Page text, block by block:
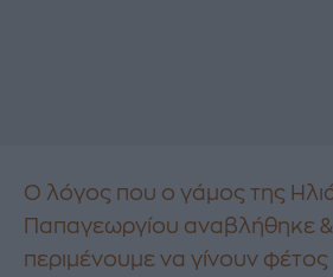
Ο λόγος που ο γάμος της
Παπαγεωργίου αναβλήθηκε &
περιμένουμε να γίνουν φέτος